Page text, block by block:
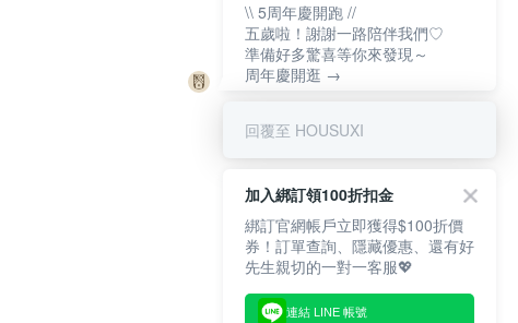
\\ 5周年慶開跑 //
五歲啦！謝謝一路陪伴我們♡
準備好多驚喜等你來發現～
周年慶開逛 →
回覆至 HOUSUXI
加入綁訂領100折扣金
綁訂官網帳戶立即獲得$100折價
券！訂單查詢、隱藏優惠、還有好
先生親切的一對一客服💖
連結 LINE 帳號